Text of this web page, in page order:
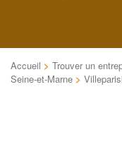
Accueil > Trouver un
Seine-et-Marne >